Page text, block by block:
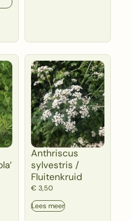
Anthriscus
sylvestris /
Fluitenkruid
€ 3,50
Lees meer